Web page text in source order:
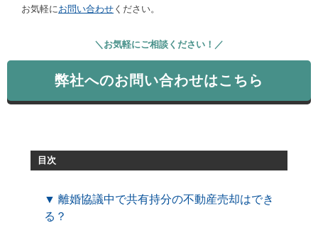
お気軽に お問い合わせ ください。
＼お気軽にご相談ください！／
弊社へのお問い合わせはこちら
目次
▼ 離婚協議中で共有持分の不動産売却はでき
る？